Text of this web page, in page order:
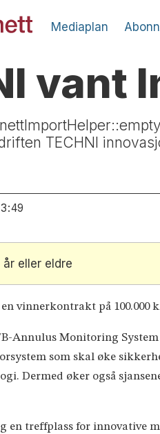
Mediaplan
vant
TECHNI
eller eldre
vinnerkontrakt på 100.000
Annulus Monitoring
som skal øke
Dermed øker også
en treffplass for innovative